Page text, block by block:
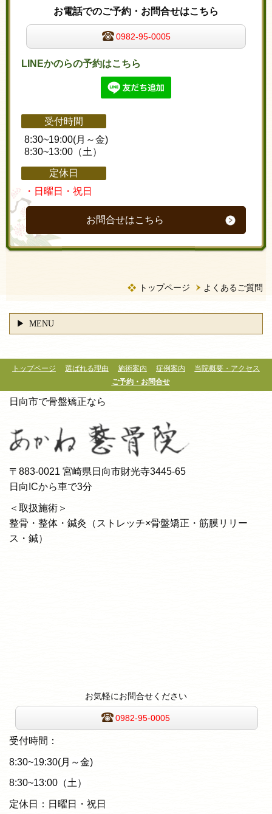
お電話でのご予約・お問合せはこちら
0982-95-0005
LINEかのらの予約はこちら
受付時間
8:30~19:00(月～金)
8:30~13:00（土）
定休日
・日曜日・祝日
お問合せはこちら
トップページ よくあるご質問
MENU
トップページ 選ばれる理由 施術案内 症例案内
当院概要・アクセス
ご予約・お問合せ
日向市で骨盤矯正なら
〒883-0021 宮崎県日向市財光寺3445-65
日向ICから車で3分
＜取扱施術＞
整骨・整体・鍼灸（ストレッチ×骨盤矯正・筋膜リリー
ス・鍼）
お気軽にお問合せください
0982-95-0005
受付時間：
8:30~19:30(月～金)
8:30~13:00（土）
定休日：日曜日・祝日